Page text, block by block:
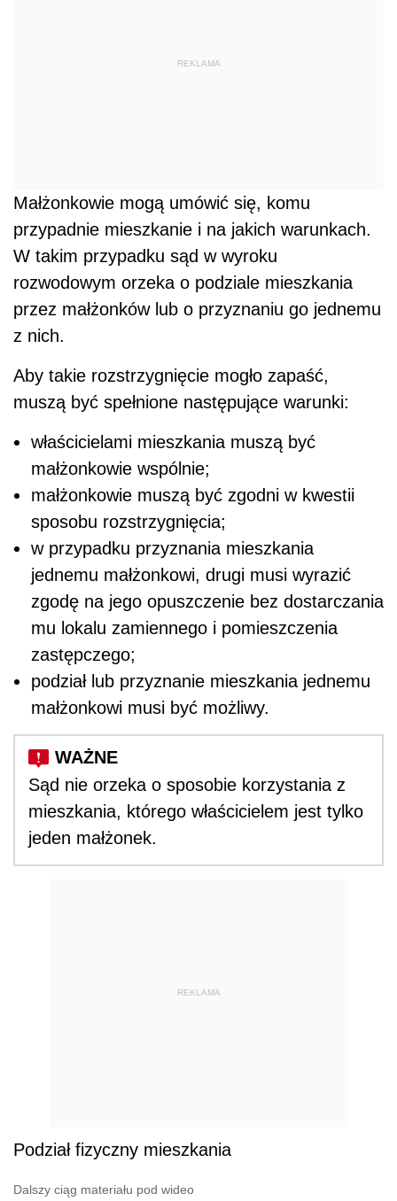
REKLAMA
Małżonkowie mogą umówić się, komu
przypadnie mieszkanie i na jakich warunkach.
W takim przypadku sąd w wyroku
rozwodowym orzeka o podziale mieszkania
przez małżonków lub o przyznaniu go jednemu
z nich.
Aby takie rozstrzygnięcie mogło zapaść,
muszą być spełnione następujące warunki:
właścicielami mieszkania muszą być
małżonkowie wspólnie;
małżonkowie muszą być zgodni w kwestii
sposobu rozstrzygnięcia;
w przypadku przyznania mieszkania
jednemu małżonkowi, drugi musi wyrazić
zgodę na jego opuszczenie bez dostarczania
mu lokalu zamiennego i pomieszczenia
zastępczego;
podział lub przyznanie mieszkania jednemu
małżonkowi musi być możliwy.
Sąd nie orzeka o sposobie korzystania z
mieszkania, którego właścicielem jest tylko
jeden małżonek.
REKLAMA
Podział fizyczny mieszkania
Dalszy ciąg materiału pod wideo